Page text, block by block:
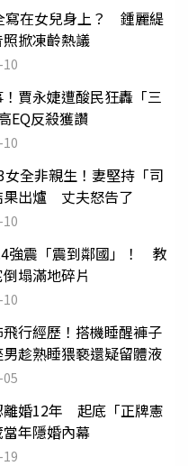
寫在女兒身上？ 鍾麗緹
掀凍齡熱議
賈永婕遭酸民狂轟「三
EQ反殺獲讚
全非親生！妻堅持「司
果出爐 丈夫怒告了
強震「震到鄰國」！ 教
塌滿地碎片
行經歷！搭機睡醒褲子
趁熟睡猥褻還疑留體液
離婚12年 起底「正牌憲
年隱婚內幕